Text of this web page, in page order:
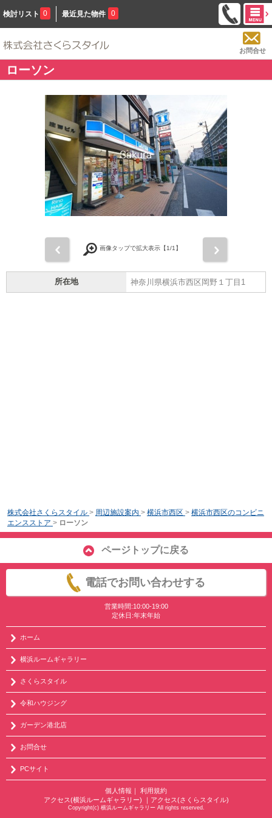
検討リスト 0 最近見た物件 0
お問合せ
ローソン
画像タップで拡大表示【1/1】
所在地 神奈川県横浜市西区岡野１丁目1
株式会社さくらスタイル > 周辺施設案内 > 横浜市西区 > 横浜市西区のコンビニ
エンスストア > ローソン
ページトップに戻る
電話でお問い合わせする
営業時間:10:00-19:00
定休日:年末年始
ホーム
横浜ルームギャラリー
さくらスタイル
令和ハウジング
ガーデン港北店
お問合せ
PCサイト
個人情報 ｜ 利用規約
アクセス(横浜ルームギャラリー) ｜ アクセス(さくらスタイル)
Copyright(c) 横浜ルームギャラリー All rights reserved.